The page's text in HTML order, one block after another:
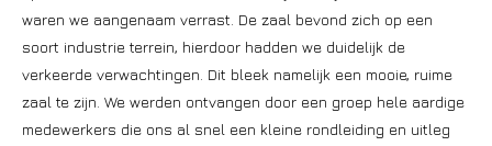
waren we aangenaam verrast. De zaal bevond zich op een
soort industrie terrein, hierdoor hadden we duidelijk de
verkeerde verwachtingen. Dit bleek namelijk een mooie, ruime
zaal te zijn. We werden ontvangen door een groep hele aardige
medewerkers die ons al snel een kleine rondleiding en uitleg